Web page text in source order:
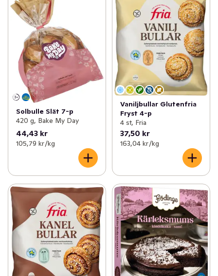
Solbulle Slät 7-p
420 g, Bake My Day
44,43 kr
105,79 kr /kg
Vaniljbullar Glutenfria
Fryst 4-p
4 st, Fria
37,50 kr
163,04 kr /kg